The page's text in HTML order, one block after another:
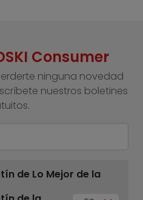
Consumer
ninguna novedad
nuestros boletines
de Lo Mejor de la